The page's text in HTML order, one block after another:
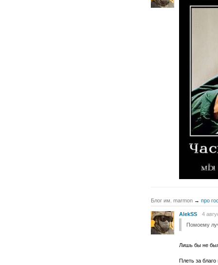
Блог им. marmon → про
AlekSS
4
Помоему
Лишь бы не
Плеть за